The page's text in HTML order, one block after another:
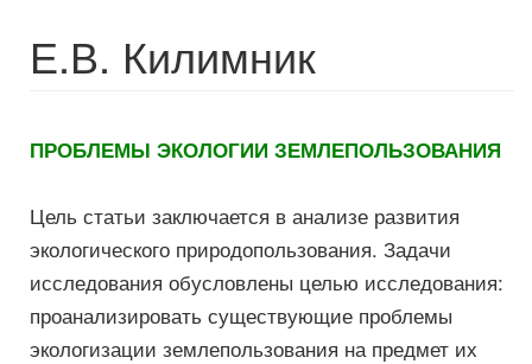
Е.В. Килимник
ПРОБЛЕМЫ ЭКОЛОГИИ ЗЕМЛЕПОЛЬЗОВАНИЯ
Цель статьи заключается в анализе развития
экологического природопользования. Задачи
исследования обусловлены целью исследования:
проанализировать существующие проблемы
экологизации землепользования на предмет их